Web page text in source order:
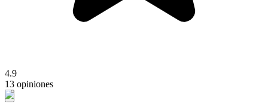
4.9
13 opiniones